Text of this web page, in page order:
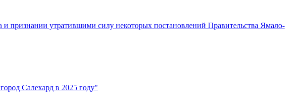
признании утратившими силу некоторых постановлений Правительства Ямало-
Салехард в 2025 году"